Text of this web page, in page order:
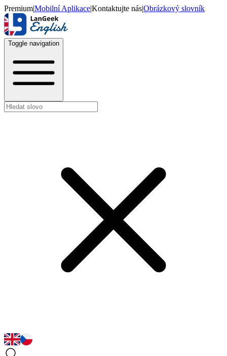
Premium|Mobilní Aplikace|Kontaktujte nás|Obrázkový slovník
Toggle navigation